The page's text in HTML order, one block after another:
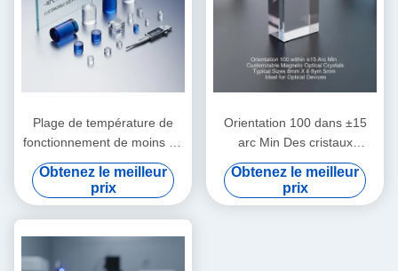
Plage de température de
fonctionnement de moins 40
degrés Celsius à 85 degrés
Celsius Cristaux
magnétiques et optiques
tailles typiques
personnalisables en mm
pour instruments de
Obtenez le meilleur
prix
Orientation 100 dans ±15
arc Min Des cristaux
magnéto-optiques
personnalisables Tailles
typiques 8 mm X 8 mm X 5
Obtenez le meilleur
prix